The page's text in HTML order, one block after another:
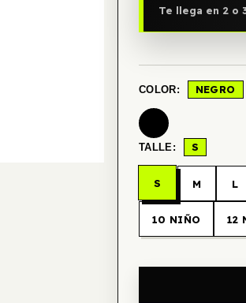
Te llega en 2 o
COLOR: NEGRO
TALLE: S
S M L
10 NIÑO 12